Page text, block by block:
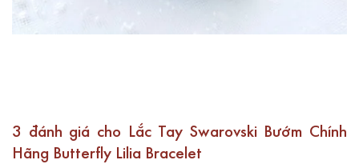
3 đánh giá cho Lắc Tay Swarovski Bướm Chính
Hãng Butterfly Lilia Bracelet